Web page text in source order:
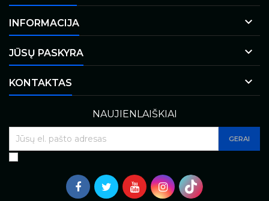
INFORMACIJA 
JŪSŲ PASKYRA 
KONTAKTAS 
NAUJIENLAIŠKIAI